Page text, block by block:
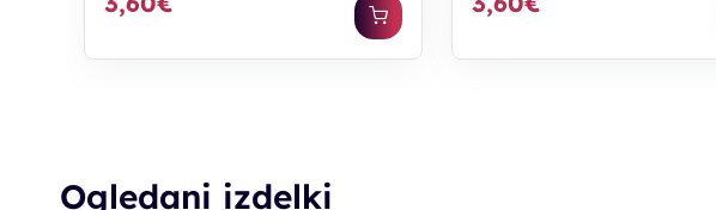
Ogledani izdelki